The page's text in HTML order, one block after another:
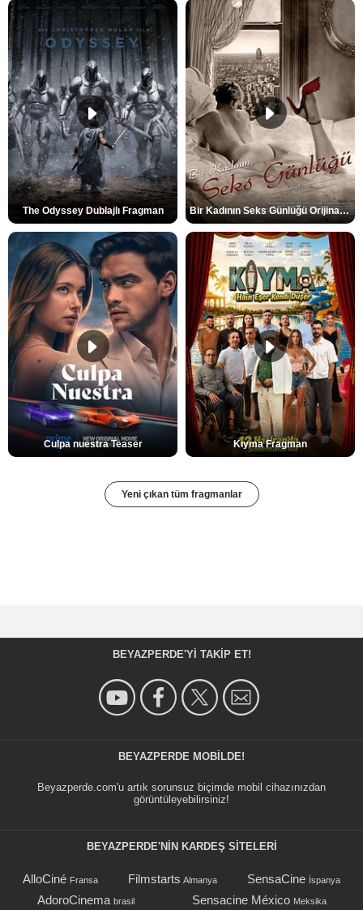
The Odyssey Dublajlı Fragman Bir Kadının Seks Günlüğü Orijinal Fragman
Culpa nuestra Teaser Kıyma Fragman
Yeni çıkan tüm fragmanlar
BEYAZPERDE'YI TAKIP ET!
BEYAZPERDE MOBILDE!
Beyazperde.com'u artık sorunsuz biçimde mobil cihazınızdan
görüntüleyebilirsiniz!
BEYAZPERDE'NIN KARDEŞ SİTELERİ
AlloCiné Fransa Filmstarts Almanya SensaCine İspanya
AdoroCinema brasil Sensacine México Meksika